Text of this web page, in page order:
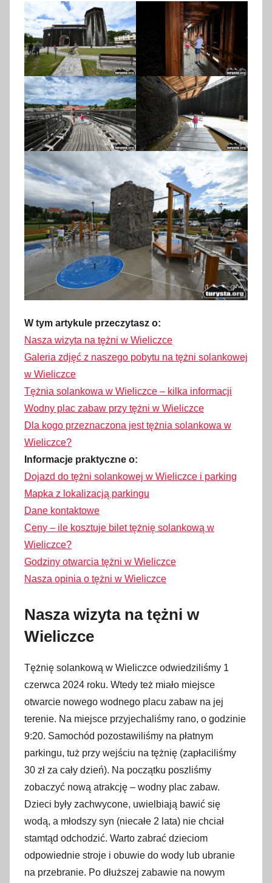
W tym artykule przeczytasz o:
Nasza wizyta na tężni w Wieliczce
Galeria zdjęć z naszego pobytu na tężni solankowej
w Wieliczce
Tężnia solankowa w Wieliczce – kilka informacji
Wodny plac zabaw przy tężni w Wieliczce
Dla kogo przeznaczona jest tężnia solankowa w
Wieliczce?
Informacje praktyczne o:
Dojazd do tężni solankowej w Wieliczce i parking
Mapka z lokalizacją parkingu
Dane kontaktowe
Ceny – ile kosztuje bilet tężnię solankową w
Wieliczce?
Godziny otwarcia tężni w Wieliczce
Nasza opinia o tężni w Wieliczce
Nasza wizyta na tężni w
Wieliczce
Tężnię solankową w Wieliczce odwiedziliśmy 1
czerwca 2024 roku. Wtedy też miało miejsce
otwarcie nowego wodnego placu zabaw na jej
terenie. Na miejsce przyjechaliśmy rano, o godzinie
9:20. Samochód pozostawiliśmy na płatnym
parkingu, tuż przy wejściu na tężnię (zapłaciliśmy
30 zł za cały dzień). Na początku poszliśmy
zobaczyć nową atrakcję – wodny plac zabaw.
Dzieci były zachwycone, uwielbiają bawić się
wodą, a młodszy syn (niecałe 2 lata) nie chciał
stamtąd odchodzić. Warto zabrać dzieciom
odpowiednie stroje i obuwie do wody lub ubranie
na przebranie. Po dłuższej zabawie na nowym